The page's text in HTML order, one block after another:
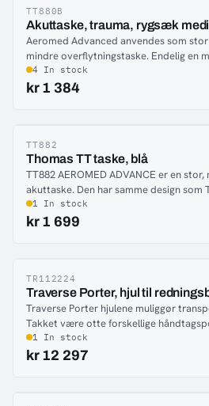
indholdet i nødsituationer.
-45%
TT880B
Akuttaske, trauma, rygsæk
Aeromed Advanced anvendes som
mindre overflytningstaske. Endelig en
IV, medicin og udstyr til
lommer som er farvekodet og vindue
4 In stock
kr 1 384
-44%
TT882
Thomas TT taske, blå
TT882 AEROMED ADVANCE er en
akuttaske. Den har samme design som
sidelommer og en ny indvendig taske til
1 In stock
kr 1 699
-35%
TR112224
Traverse Porter, hjul til
Traverse Porter hjulene muliggør
Takket være otte forskellige
nemt tilpasses terræn, redningsopgave
universelle design gør Porter
1 In stock
kr 12 297